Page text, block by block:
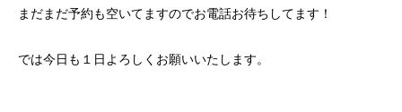
まだまだ予約も空いてますのでお電話お待ちしてます！
では今日も１日よろしくお願いいたします。